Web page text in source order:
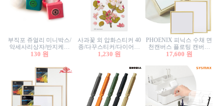
부직포 쥬얼리 미니박스/
악세사리상자/반지케이
스/반지상자/귀걸이상자/
130 원
사과꽃 외 압화스티커 40
종/다꾸스티커/다이어리
꾸미기/꽃스티커/자연물
1,230 원
PHOENIX 피닉스 수채 면
천캔버스 플로팅 캔버스
프레임세트 30x30cm/액자
17,600 원